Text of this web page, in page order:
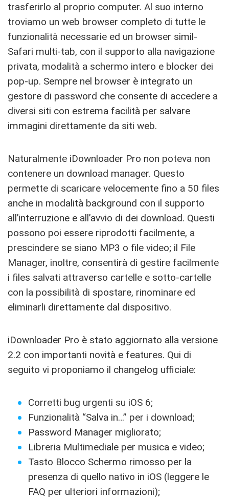
trasferirlo al proprio computer. Al suo interno
troviamo un web browser completo di tutte le
funzionalità necessarie ed un browser simil-
Safari multi-tab, con il supporto alla navigazione
privata, modalità a schermo intero e blocker dei
pop-up. Sempre nel browser è integrato un
gestore di password che consente di accedere a
diversi siti con estrema facilità per salvare
immagini direttamente da siti web.
Naturalmente iDownloader Pro non poteva non
contenere un download manager. Questo
permette di scaricare velocemente fino a 50 files
anche in modalità background con il supporto
all’interruzione e all’avvio di dei download. Questi
possono poi essere riprodotti facilmente, a
prescindere se siano MP3 o file video; il File
Manager, inoltre, consentirà di gestire facilmente
i files salvati attraverso cartelle e sotto-cartelle
con la possibilità di spostare, rinominare ed
eliminarli direttamente dal dispositivo.
iDownloader Pro è stato aggiornato alla versione
2.2 con importanti novità e features. Qui di
seguito vi proponiamo il changelog ufficiale:
Corretti bug urgenti su iOS 6;
Funzionalità “Salva in…” per i download;
Password Manager migliorato;
Libreria Multimediale per musica e video;
Tasto Blocco Schermo rimosso per la
presenza di quello nativo in iOS (leggere le
FAQ per ulteriori informazioni);